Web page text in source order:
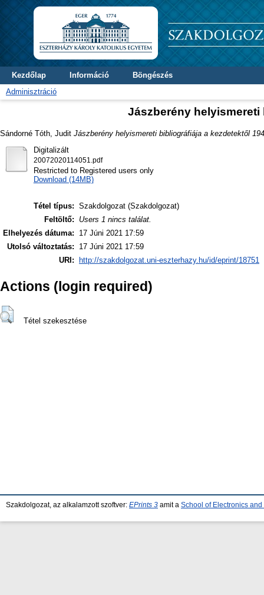
Kezdőlap Információ
Böngészés
Adminisztráció
Jászberény helyismereti
Sándorné Tóth, Judit Jászberény helyismereti bibliográfiája a kezdetektől
Digitalizált
20072020114051.pdf
Restricted to Registered users only
Download (14MB)
Tétel típus: Szakdolgozat (Szakdolgozat)
Feltöltő:
Users 1 nincs találat.
Elhelyezés dátuma:
17 Júni 2021 17:59
Utolsó változtatás:
17 Júni 2021 17:59
URI:
http://szakdolgozat.uni-eszterhazy.hu/id/eprint/18751
Actions (login required)
Tétel szekesztése
Szakdolgozat, az alkalamzott szoftver: EPrints 3 amit a School of Electronics